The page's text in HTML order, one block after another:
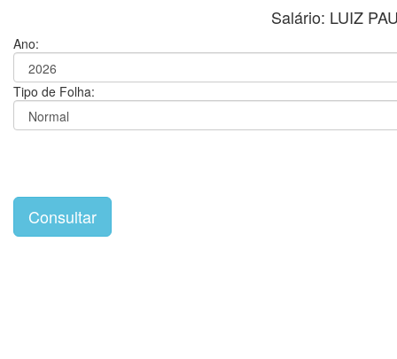
Salário: LUIZ
Ano:
Tipo de Folha: